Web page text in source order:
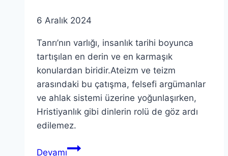
6 Aralık 2024
Tanrı’nın varlığı, insanlık tarihi boyunca
tartışılan en derin ve en karmaşık
konulardan biridir.Ateizm ve teizm
arasındaki bu çatışma, felsefi argümanlar
ve ahlak sistemi üzerine yoğunlaşırken,
Hristiyanlık gibi dinlerin rolü de göz ardı
edilemez.
DevamıTanrı’nın